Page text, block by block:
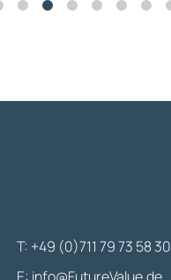
T: +49 (0)711 79 73 58 30